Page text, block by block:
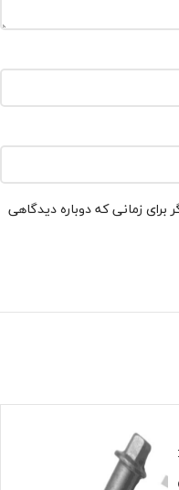
برای زمانی که دوباره دیدگاهی